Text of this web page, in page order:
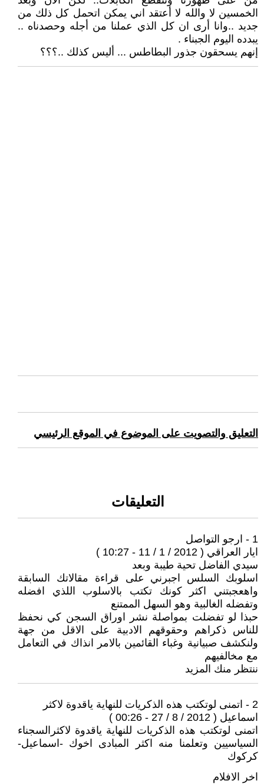
الخمسين لا والله لا أعتقد اني يمكن اتحمل كل ذلك من
جديد ..وانا أرى ان كل الذي عملنا من أجله وحصدناه ..
يبدده اليوم الجبناء .
إنهم يسحقون جذور البطاطس ... أليس كذلك ..؟؟؟
التعليق والتصويت على الموضوع في الموقع الرئيسي
التعليقات
1 - ارجو التواصل
ايار العراقي ( 2012 / 1 / 11 - 10:27 )
سيدي الفاضل تحية طيبة وبعد
اسلوبك السلس اجبرني على قراءة مقالاتك السابقة
واهعجبتني اكثر كونك تكتب بالاسلوب اللذي افضله
وتفضله الغالبية وهو السهل الممتنع
حبذا لو تفضلت بمواصلة نشر اوراق السجن كي نحفظ
للناس ذكراهم وحقوقهم الادبية على الاقل من جهة
ولنكشف صبيانية وغباء القائمين بالامر انذاك في التعامل
مع مخالفيهم
ننتظر منك المزيد
2 - اتمنى لوتكتب هذه الذكريات للنهاية ياقدوة لاكثر
اسماعيل ( 2012 / 8 / 27 - 00:26 )
اتمنى لوتكتب هذه الذكريات للنهاية ياقدوة لاكثرالسجناء
السياسيين وتعلمنا منه اكثر المبادى اخوك -اسماعيل-
كركوك
اخر الافلام